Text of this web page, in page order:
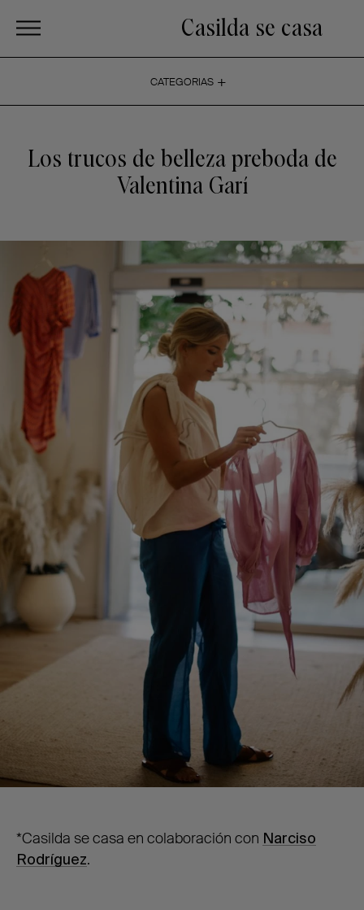
Casilda se casa
CATEGORIAS +
Los trucos de belleza preboda de
Valentina Garí
*Casilda se casa en colaboración con Narciso
Rodríguez.